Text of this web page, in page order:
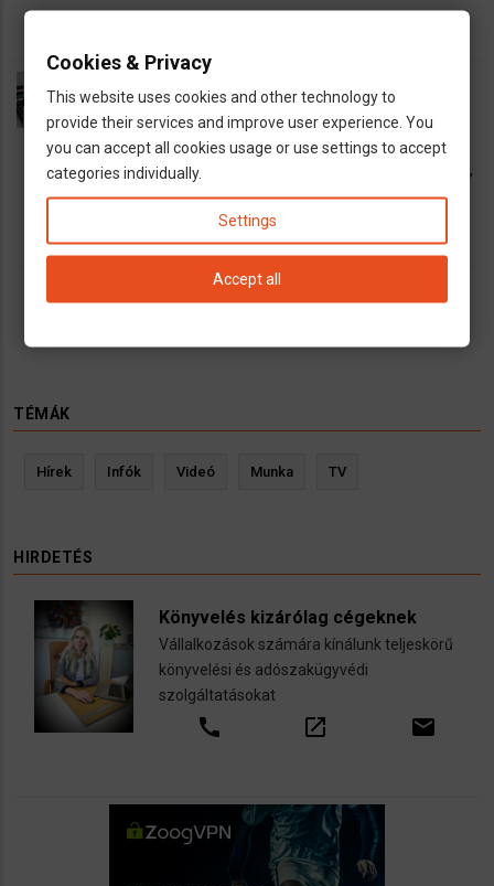
Magyar könyvelők, adótanácsadók
Németországban
5 December 2025
Magyar vagy magyarul beszélő hivatalos könyvelők,
adótanácsadók Németországban
oldal
oldal
oldal
TÉMÁK
Hírek Infók Videó Munka TV
HIRDETÉS
Könyvelés kizárólag cégeknek
Vállalkozások számára kínálunk teljeskörű
könyvelési és adószakügyvédi
szolgáltatásokat
call open_in_new email
Cookies & Privacy
This website uses cookies and other technology to
provide their services and improve user experience. You
you can accept all cookies usage or use settings to accept
categories individually.
Settings
Accept all